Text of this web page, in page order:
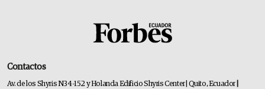
Contactos
Av. de los Shyris N34-152 y Holanda Edificio Shyris Center | Quito, Ecuador